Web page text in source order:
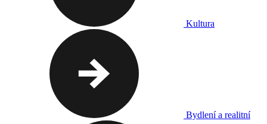
Kultura
Bydlení a realitní